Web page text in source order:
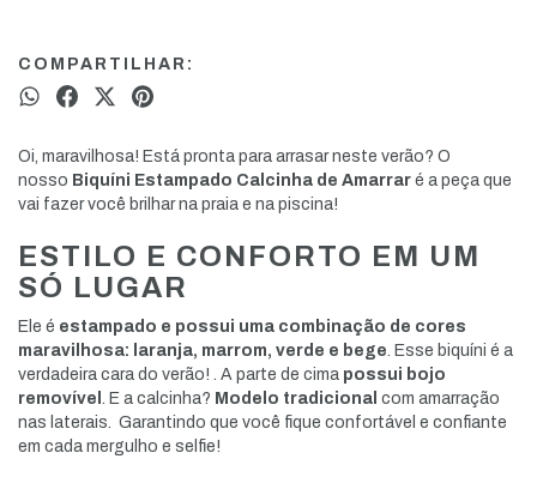
COMPARTILHAR:
Oi, maravilhosa! Está pronta para arrasar neste verão? O
nosso Biquíni Estampado Calcinha de Amarrar é a peça que
vai fazer você brilhar na praia e na piscina!
ESTILO E CONFORTO EM UM
SÓ LUGAR
Ele é estampado e possui uma combinação de cores
maravilhosa: laranja, marrom, verde e bege. Esse biquíni é a
verdadeira cara do verão! . A parte de cima possui bojo
removível . E a calcinha? Modelo tradicional com amarração
nas laterais. Garantindo que você fique confortável e confiante
em cada mergulho e selfie!